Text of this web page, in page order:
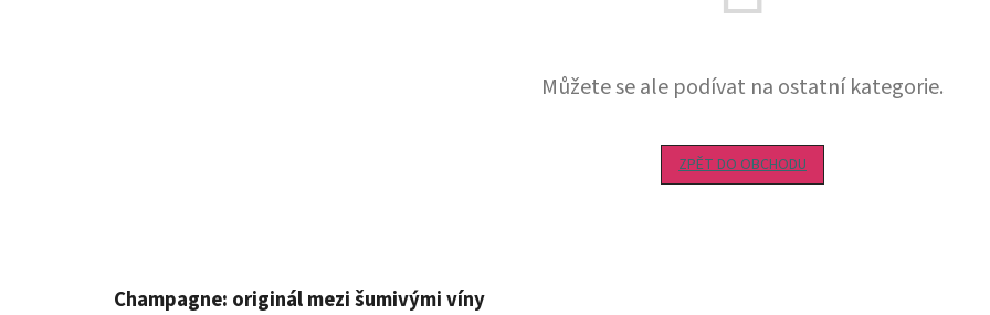
Můžete se ale podívat na ostatní kategorie.
ZPĚT DO OBCHODU
Champagne: originál mezi šumivými víny